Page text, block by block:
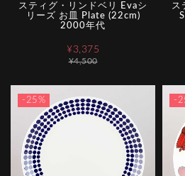
スティグ・リンドベリ Evaシ
リーズ お皿 Plate (22cm)
2000年代
¥4,500
¥3,375
ス
-25% -